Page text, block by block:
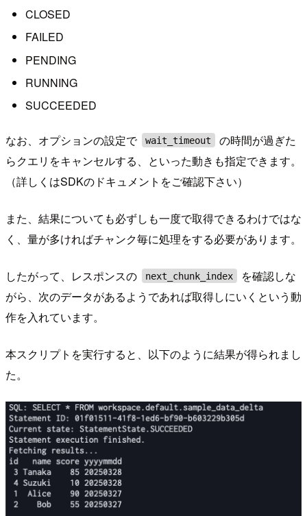
CLOSED
FAILED
PENDING
RUNNING
SUCCEEDED
なお、オプションの設定で wait_timeout
の時間が過ぎた
らクエリをキャンセルする、といった動きも指定できます。
（詳しくはSDKのドキュメントをご確認下さい）
また、結果についても必ずしも一度で取得できるわけではな
く、量が多ければチャンク毎に処理をする必要があります。
したがって、レスポンスの next_chunk_index
を確認しな
がら、次のデータがあるようであれば取得しにいくという動
作を入れています。
本スクリプトを実行すると、以下のように結果が得られまし
た。